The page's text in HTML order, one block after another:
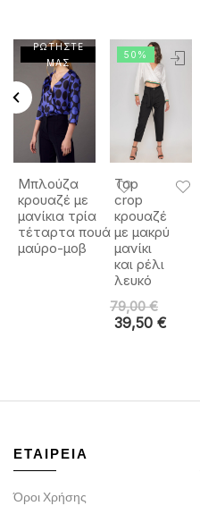
ΡΩΤΗΣΤΕ
ΜΑΣ
Μπλούζα
κρουαζέ με
μανίκια τρία
τέταρτα πουά
μαύρο-μοβ
50%
Top
crop
κρουαζέ
με μακρύ
μανίκι
και ρέλι
λευκό
79,00€
39,50€
ΕΤΑΙΡΕΙΑ
Όροι Χρήσης